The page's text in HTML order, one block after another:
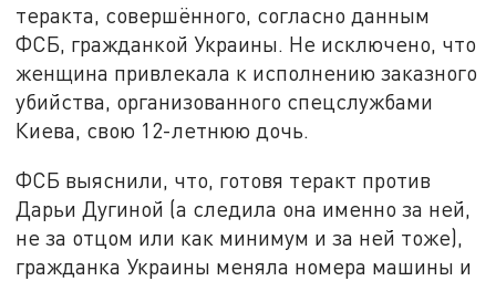
теракта, совершённого, согласно данным
ФСБ, гражданкой Украины. Не исключено, что
женщина привлекала к исполнению заказного
убийства, организованного спецслужбами
Киева, свою 12-летнюю дочь.
ФСБ выяснили, что, готовя теракт против
Дарьи Дугиной (а следила она именно за ней,
не за отцом или как минимум и за ней тоже),
гражданка Украины меняла номера машины и